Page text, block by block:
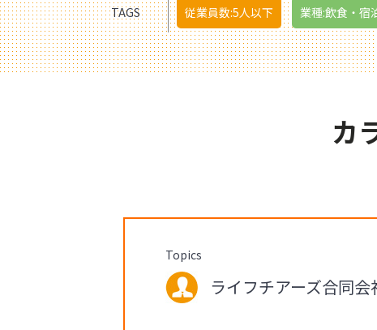
TAGS 従業員数:5人以下 業種:飲食・宿
カ
Topics
ライフチアーズ合同